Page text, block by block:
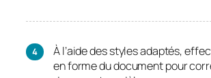
À l’aide des styles adaptés,
en forme du document pour